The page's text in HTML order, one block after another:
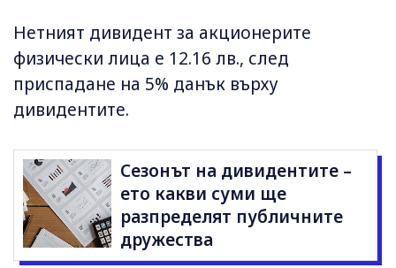
Нетният дивидент за акционерите
физически лица е 12.16 лв., след
приспадане на 5% данък върху
дивидентите.
Сезонът на дивидентите –
ето какви суми ще
разпределят публичните
дружества